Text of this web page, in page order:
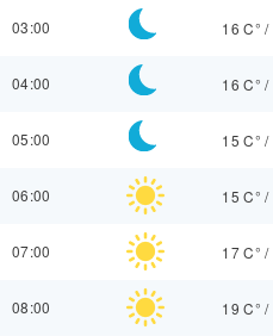
03:00 16 C° /
04:00 16 C° /
05:00 15 C° /
06:00 15 C° /
07:00 17 C° /
08:00 19 C° /